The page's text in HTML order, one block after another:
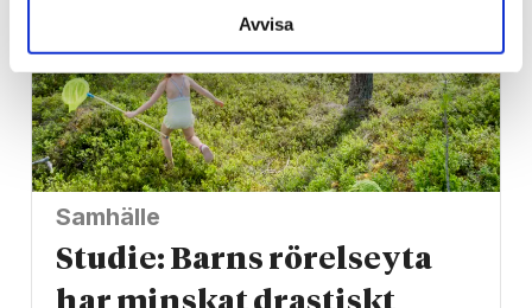
Avvisa
Samhälle
Studie: Barns rörelseyta